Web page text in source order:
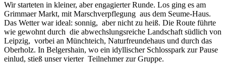
Wir starteten in kleiner, aber engagierter Runde. Los ging es am
Grimmaer Markt, mit Marschverpflegung aus dem Seume-Haus.
Das Wetter war ideal: sonnig, aber nicht zu heiß. Die Route führte
wie gewohnt durch die abwechslungsreiche Landschaft südlich von
Leipzig, vorbei an Münchteich, Naturfreundehaus und durch das
Oberholz. In Belgershain, wo ein idyllischer Schlosspark zur Pause
einlud, stieß unser vierter Teilnehmer zur Gruppe.